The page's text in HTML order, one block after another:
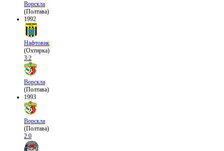
Ворскла
(Полтава)
1992
Нафтовик
(Охтирка)
3:2
Ворскла
(Полтава)
1993
Ворскла
(Полтава)
2:0